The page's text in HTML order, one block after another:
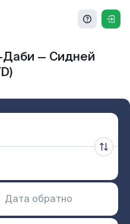
Даби — Сидней